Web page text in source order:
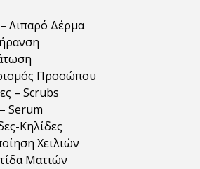
Λιπαρό Δέρμα
Προσώπου
– Scrubs
Serum
Κηλίδες
Χειλιών
Ματιών